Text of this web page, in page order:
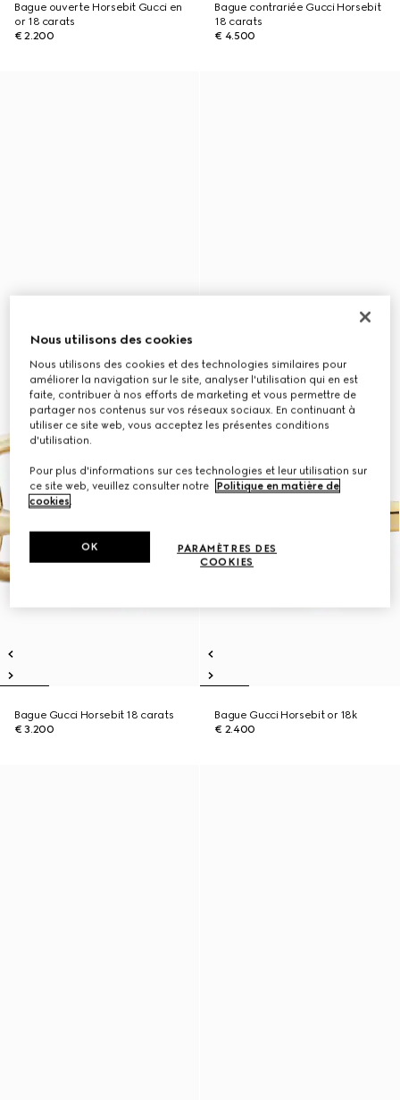
Bague ouverte Horsebit Gucci en
or 18 carats
€ 2.200
Bague contrariée Gucci Horsebit
18 carats
€ 4.500
Bague Gucci Horsebit 18 carats
€ 3.200
Bague Gucci Horsebit or 18k
€ 2.400
Nous utilisons des cookies
Nous utilisons des cookies et des technologies similaires pour
améliorer la navigation sur le site, analyser l'utilisation qui en est
faite, contribuer à nos efforts de marketing et vous permettre de
partager nos contenus sur vos réseaux sociaux. En continuant à
utiliser ce site web, vous acceptez les présentes conditions
d'utilisation.
Pour plus d'informations sur ces technologies et leur utilisation sur
ce site web, veuillez consulter notre
Politique en matière de
cookies.
PARAMÈTRES DES
COOKIES
OK